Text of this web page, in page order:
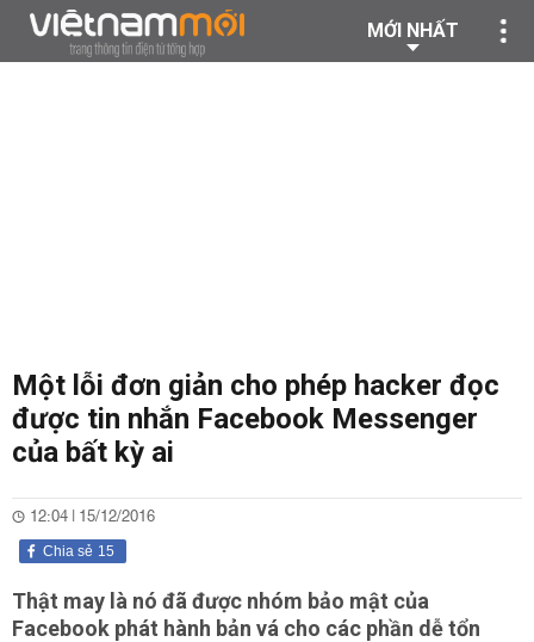
MỚI NHẤT
Một lỗi đơn giản cho phép hacker đọc
được tin nhắn Facebook Messenger
của bất kỳ ai
12:04 | 15/12/2016
15
Chia sẻ
Thật may là nó đã được nhóm bảo mật của
Facebook phát hành bản vá cho các phần dễ tổn